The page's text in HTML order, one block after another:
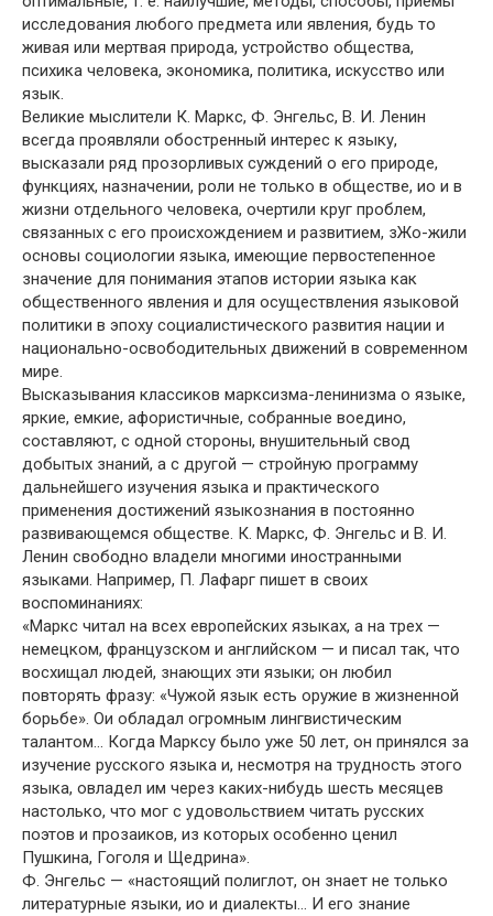
исследования любого предмета или явления, будь то
живая или мертвая природа, устройство общества,
психика человека, экономика, политика, искусство или
язык.
Великие мыслители К. Маркс, Ф. Энгельс, В. И. Ленин
всегда проявляли обостренный интерес к языку,
высказали ряд прозорливых суждений о его природе,
функциях, назначении, роли не только в обществе, ио и в
жизни отдельного человека, очертили круг проблем,
связанных с его происхождением и развитием, зЖо-жили
основы социологии языка, имеющие первостепенное
значение для понимания этапов истории языка как
общественного явления и для осуществления языковой
политики в эпоху социалистического развития нации и
национально-освободительных движений в современном
мире.
Высказывания классиков марксизма-ленинизма о языке,
яркие, емкие, афористичные, собранные воедино,
составляют, с одной стороны, внушительный свод
добытых знаний, а с другой — стройную программу
дальнейшего изучения языка и практического
применения достижений языкознания в постоянно
развивающемся обществе. К. Маркс, Ф. Энгельс и В. И.
Ленин свободно владели многими иностранными
языками. Например, П. Лафарг пишет в своих
воспоминаниях:
«Маркс читал на всех европейских языках, а на трех —
немецком, французском и английском — и писал так, что
восхищал людей, знающих эти языки; он любил
повторять фразу: «Чужой язык есть оружие в жизненной
борьбе». Ои обладал огромным лингвистическим
талантом… Когда Марксу было уже 50 лет, он принялся за
изучение русского языка и, несмотря на трудность этого
языка, овладел им через каких-нибудь шесть месяцев
настолько, что мог с удовольствием читать русских
поэтов и прозаиков, из которых особенно ценил
Пушкина, Гоголя и Щедрина».
Ф. Энгельс — «настоящий полиглот, он знает не только
литературные языки, ио и диалекты… И его знание